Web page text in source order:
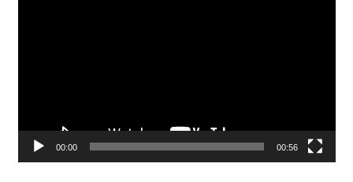
00:00 00:56